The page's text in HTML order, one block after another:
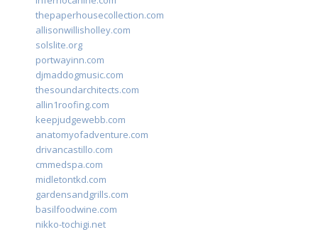
thepaperhousecollection.com
allisonwillisholley.com
solslite.org
portwayinn.com
djmaddogmusic.com
thesoundarchitects.com
allin1roofing.com
keepjudgewebb.com
anatomyofadventure.com
drivancastillo.com
cmmedspa.com
midletontkd.com
gardensandgrills.com
basilfoodwine.com
nikko-tochigi.net